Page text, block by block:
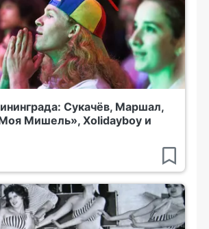
Сукачёв, Маршал,
Мишель», Xolidayboy и